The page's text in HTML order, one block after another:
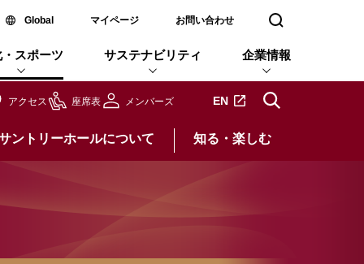
Global新しいウィンドウで開く
マイページ お問い合わせ 検索窓を開く
スポーツ サステナビリティ 企業情報
アクセス 座席表 メンバーズ EN新しいタブで開きます
ントリーホールについて 知る・楽しむ